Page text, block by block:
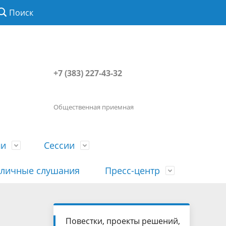
Поиск
+7 (383) 227-43-32
Общественная приемная
История
Сессии
Порядок посещения сессии
гражданами
Сведения о доходах, расходах, об
имуществе, обязательствах
слушания Пресс-центр
Наша "Прямая линия"
Повестки, проекты решений,